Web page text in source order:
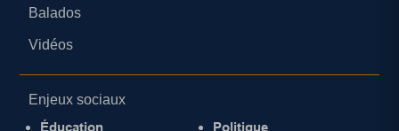
Balados
Vidéos
Enjeux sociaux
Éducation
Politique